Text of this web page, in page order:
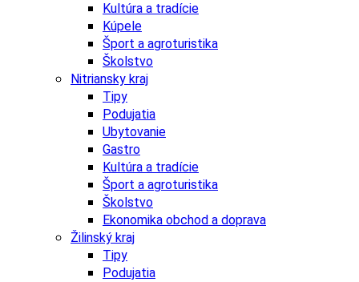
Kultúra a tradície
Kúpele
Šport a agroturistika
Školstvo
Nitriansky kraj
Tipy
Podujatia
Ubytovanie
Gastro
Kultúra a tradície
Šport a agroturistika
Školstvo
Ekonomika obchod a doprava
Žilinský kraj
Tipy
Podujatia